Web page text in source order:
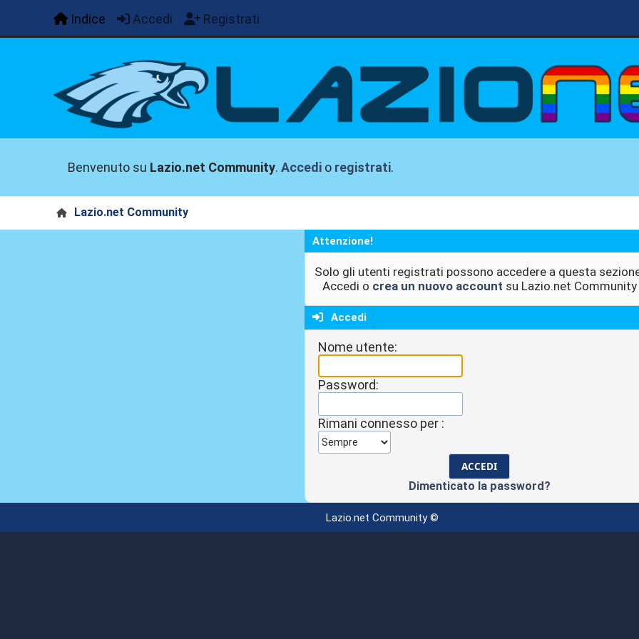
Indice Accedi Registrati
Benvenuto su Lazio.net Community.Accedi o registrati.
Lazio.net Community
Attenzione!
Solo gli utenti registrati possono accedere a questa
Accedi o crea un nuovo account su Lazio.net Community
Accedi
Nome utente:
Password:
Rimani connesso per :
Dimenticato la password?
Lazio.net Community ©